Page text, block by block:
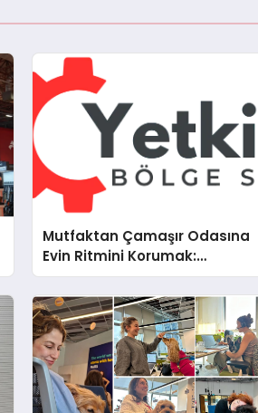
Mutfaktan Çamaşır Odasına
Evin Ritmini Korumak:
Electrolux Cihazlarında
Teknik Destek Deneyimi